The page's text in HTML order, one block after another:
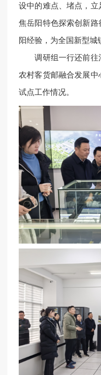
设中的难点、堵点，
焦岳阳特色探索创新
阳经验，为全国新型城
调研组一行还前往
农村客货邮融合发展
试点工作情况。